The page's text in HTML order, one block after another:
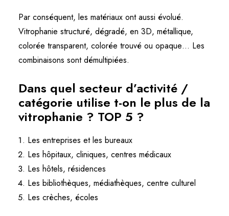
Par conséquent, les matériaux ont aussi évolué.
Vitrophanie structuré, dégradé, en 3D, métallique,
colorée transparent, colorée trouvé ou opaque… Les
combinaisons sont démultipiées.
Dans quel secteur d’activité /
catégorie utilise t-on le plus de la
vitrophanie ? TOP 5 ?
Les entreprises et les bureaux
Les hôpitaux, cliniques, centres médicaux
Les hôtels, résidences
Les bibliothèques, médiathèques, centre culturel
Les crèches, écoles